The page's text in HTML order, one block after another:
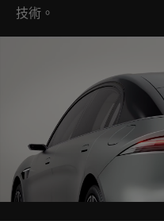
技術。